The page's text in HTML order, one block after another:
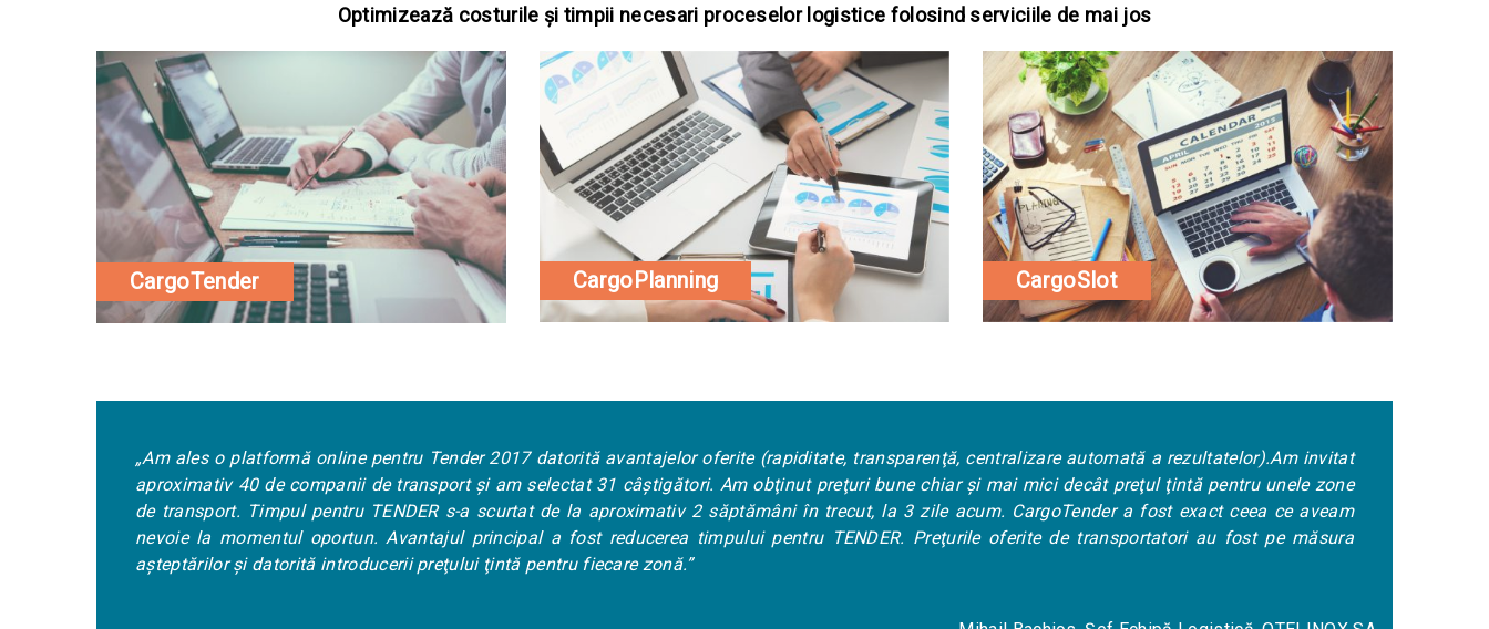
Optimizează costurile și timpii necesari proceselor logistice folosind serviciile de mai jos
CargoTender CargoPlanning CargoSlot
online pentru Tender 2017 datorită avantajelor oferite (rapiditate, transparenţă, centralizare automată a rezultatelor).Am invitat
de transport şi am selectat 31 câştigători. Am obţinut preţuri bune chiar şi mai mici decât preţul ţintă pentru unele zone
pentru TENDER s-a scurtat de la aproximativ 2 săptămâni în trecut, la 3 zile acum. CargoTender a fost exact ceea ce aveam
oportun. Avantajul principal a fost reducerea timpului pentru TENDER. Preţurile oferite de transportatori au fost pe măsura
introducerii preţului ţintă pentru fiecare zonă.”
„Volumele mari de transport ce le
ştim în fiecare moment ce oferte de
comandă de transport. Am renunţat
automată a ofertelor, de transmiterea